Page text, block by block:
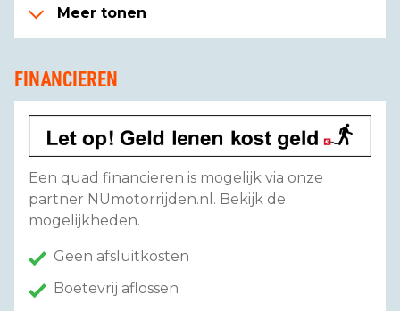
Meer tonen
FINANCIEREN
Een quad financieren is mogelijk via onze
partner NUmotorrijden.nl. Bekijk de
mogelijkheden.
Geen afsluitkosten
Boetevrij aflossen